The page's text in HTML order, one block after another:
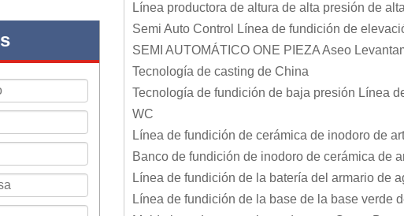
Línea productora de altura de alta presión de
Semi Auto Control Línea de fundición de
SEMI AUTOMÁTICO ONE PIEZA Aseo
Tecnología de casting de China
Tecnología de fundición de baja presión Línea
WC
Línea de fundición de cerámica de inodoro de
Banco de fundición de inodoro de cerámica de
Línea de fundición de la batería del armario de
Línea de fundición de la base de la base verde